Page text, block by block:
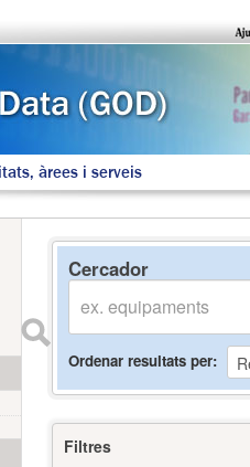
àrees i serveis
Cercador
Ordenar resultats per
Filtres